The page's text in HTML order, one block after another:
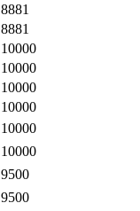
8881
8881
10000
10000
10000
10000
10000
10000
9500
9500